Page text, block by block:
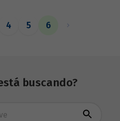
4 5 6
buscando?